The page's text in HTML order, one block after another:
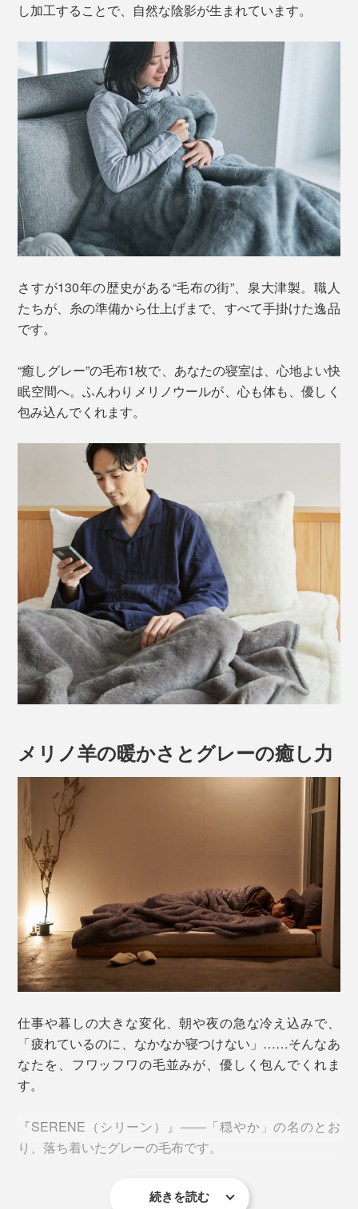
し加工することで、自然な陰影が生まれています。
さすが130年の歴史がある“毛布の街”、泉大津製。職人
たちが、糸の準備から仕上げまで、すべて手掛けた逸品
です。
“癒しグレー”の毛布1枚で、あなたの寝室は、心地よい快
眠空間へ。ふんわりメリノウールが、心も体も、優しく
包み込んでくれます。
メリノ羊の暖かさとグレーの癒し力
仕事や暮しの大きな変化、朝や夜の急な冷え込みで、
「疲れているのに、なかなか寝つけない」……そんなあ
なたを、フワッフワの毛並みが、優しく包んでくれま
す。
『SERENE（シリーン）』――「穏やか」の名のとお
り、落ち着いたグレーの毛布です。
続きを読む